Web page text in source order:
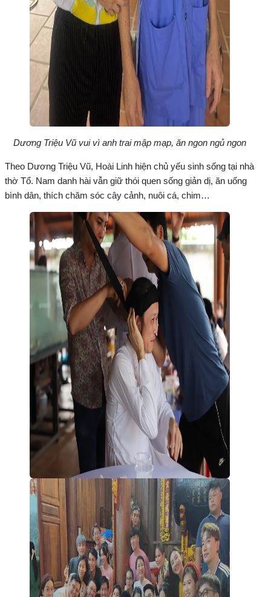
Dương Triệu Vũ vui vì anh trai mập mạp, ăn ngon ngủ ngon
Theo Dương Triệu Vũ, Hoài Linh hiện chủ yếu sinh sống tại nhà
thờ Tổ. Nam danh hài vẫn giữ thói quen sống giản dị, ăn uống
bình dân, thích chăm sóc cây cảnh, nuôi cá, chim…